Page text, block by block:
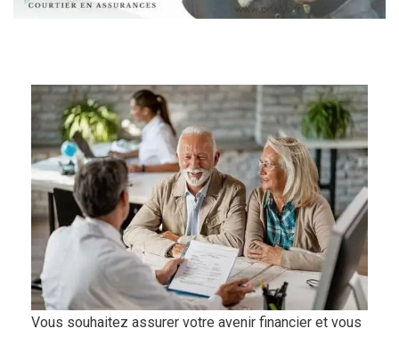
Vous souhaitez assurer votre avenir financier et vous